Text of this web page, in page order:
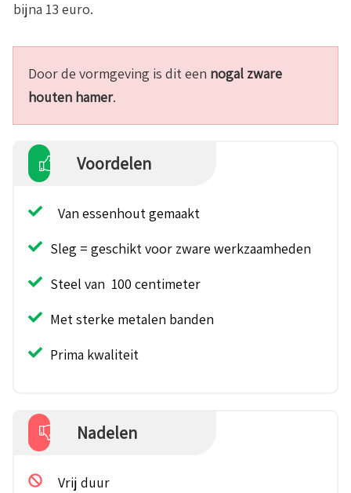
bijna 13 euro.
Door de vormgeving is dit een nogal zware
houten hamer.
Voordelen
Van essenhout gemaakt
Sleg = geschikt voor zware werkzaamheden
Steel van 100 centimeter
Met sterke metalen banden
Prima kwaliteit
Nadelen
Vrij duur